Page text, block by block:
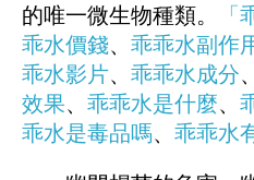
的唯一微生物種類。
乖水價錢、 乖乖水副作
乖水影片、 乖乖水成分、
效果、 乖乖水是什麼、
乖水是毒品嗎、 乖乖水